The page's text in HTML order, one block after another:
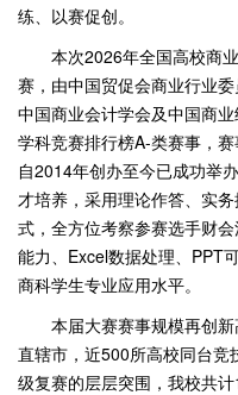
练、以赛促创。
本次2026年全国高校商
赛，由中国贸促会商业行业委
中国商业会计学会及中国商
学科竞赛排行榜A-类赛事，
自2014年创办至今已成功举
才培养，采用理论作答、实
式，全方位考察参赛选手财
能力、Excel数据处理、PPT
商科学生专业应用水平。
本届大赛赛事规模再创新
直辖市，近500所高校同台
级复赛的层层突围，我校共